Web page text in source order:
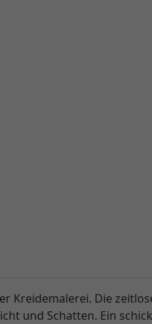
Kreidemalerei. Die
und Schatten. Ein